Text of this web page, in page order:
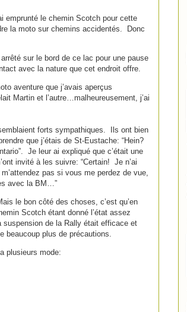
emprunté le chemin Scotch pour cette
la moto sur chemins accidentés. Donc
sur le bord de ce lac pour une pause
avec la nature que cet endroit offre.
aventure que j’avais aperçus
Martin et l’autre…malheureusement, j’ai
forts sympathiques. Ils ont bien
que j’étais de St-Eustache: “Hein?
Je leur ai expliqué que c’était une
invité à les suivre: “Certain! Je n’ai
pas si vous me perdez de vue,
avec la BM…”
le bon côté des choses, c’est qu’en
Scotch étant donné l’état assez
de la Rally était efficace et
plus de précautions.
plusieurs mode: